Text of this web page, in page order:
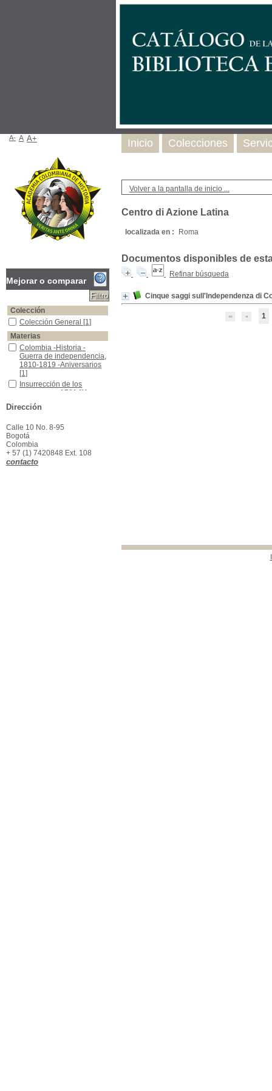
Volver a la pantalla de inicio ...
Centro di Azione Latina
localizada en : Roma
Documentos disponibles de
Refinar búsqueda
Cinque saggi sull'Independenza di
1
Inicio Colecciones
A- A A+
Mejorar o comparar
Colección
Colección General
Colección General [1]
Materias
Colombia -Historia -Guerra de independencia, 1810-1819 -Aniversarios
Colombia -Historia -
Guerra de independencia,
1810-1819 -Aniversarios
[1]
Insurrección de los comuneros, 1781
Insurrección de los
comuneros, 1781 [1]
Dirección
Calle 10 No. 8-95
Bogotá
Colombia
+ 57 (1) 7420848 Ext. 108
contacto